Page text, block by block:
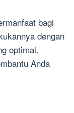
bagi
dengan
optimal.
Anda